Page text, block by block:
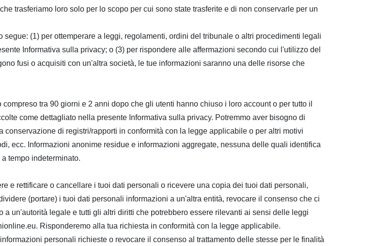
trasferiamo loro solo per lo scopo per cui sono state trasferite e di non conservarle per un
(1) per ottemperare a leggi, regolamenti, ordini del tribunale o altri procedimenti legali
Informativa sulla privacy; o (3) per rispondere alle affermazioni secondo cui l'utilizzo del
fusi o acquisiti con un'altra società, le tue informazioni saranno una delle risorse che
tra 90 giorni e 2 anni dopo che gli utenti hanno chiuso i loro account o per tutto il
come dettagliato nella presente Informativa sulla privacy. Potremmo aver bisogno di
di registri/rapporti in conformità con la legge applicabile o per altri motivi
ecc. Informazioni anonime residue e informazioni aggregate, nessuna delle quali identifica
tempo indeterminato.
e rettificare o cancellare i tuoi dati personali o ricevere una copia dei tuoi dati personali,
(portare) i tuoi dati personali informazioni a un'altra entità, revocare il consenso che ci
un'autorità legale e tutti gli altri diritti che potrebbero essere rilevanti ai sensi delle leggi
Risponderemo alla tua richiesta in conformità con la legge applicabile.
personali richieste o revocare il consenso al trattamento delle stesse per le finalità